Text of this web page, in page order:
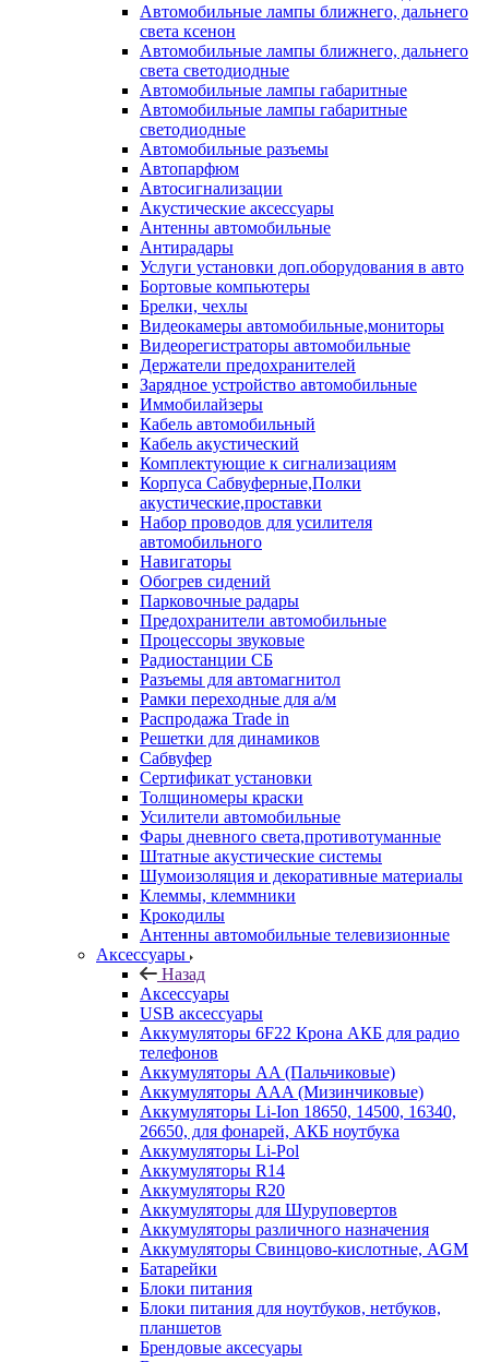
Автомобильные лампы ближнего, дальнего
света ксенон
Автомобильные лампы ближнего, дальнего
света светодиодные
Автомобильные лампы габаритные
Автомобильные лампы габаритные
светодиодные
Автомобильные разъемы
Автопарфюм
Автосигнализации
Акустические аксессуары
Антенны автомобильные
Антирадары
Услуги установки доп.оборудования в авто
Бортовые компьютеры
Брелки, чехлы
Видеокамеры автомобильные,мониторы
Видеорегистраторы автомобильные
Держатели предохранителей
Зарядное устройство автомобильные
Иммобилайзеры
Кабель автомобильный
Кабель акустический
Комплектующие к сигнализациям
Корпуса Сабвуферные,Полки
акустические,проставки
Набор проводов для усилителя
автомобильного
Навигаторы
Обогрев сидений
Парковочные радары
Предохранители автомобильные
Процессоры звуковые
Радиостанции СБ
Разъемы для автомагнитол
Рамки переходные для а/м
Распродажа Trade in
Решетки для динамиков
Сабвуфер
Сертификат установки
Толщиномеры краски
Усилители автомобильные
Фары дневного света,противотуманные
Штатные акустические системы
Шумоизоляция и декоративные материалы
Клеммы, клеммники
Крокодилы
Антенны автомобильные телевизионные
Аксессуары
Назад
Аксессуары
USB аксессуары
Аккумуляторы 6F22 Крона АКБ для радио
телефонов
Аккумуляторы AA (Пальчиковые)
Аккумуляторы AAA (Мизинчиковые)
Аккумуляторы Li-Ion 18650, 14500, 16340,
26650, для фонарей, АКБ ноутбука
Аккумуляторы Li-Pol
Аккумуляторы R14
Аккумуляторы R20
Аккумуляторы для Шуруповертов
Аккумуляторы различного назначения
Аккумуляторы Свинцово-кислотные, AGM
Батарейки
Блоки питания
Блоки питания для ноутбуков, нетбуков,
планшетов
Брендовые аксесуары